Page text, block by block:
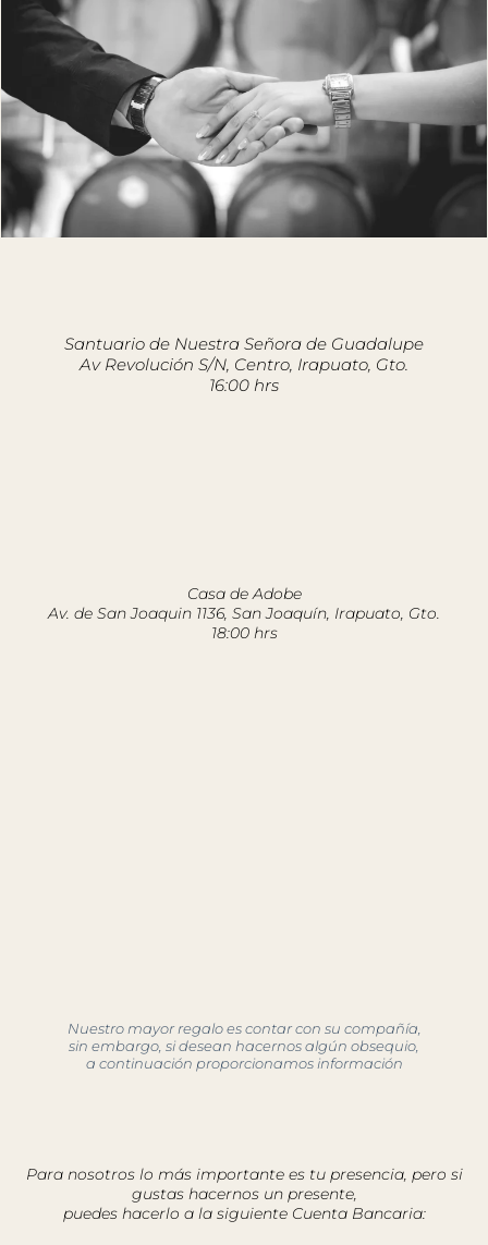
Santuario de Nuestra Señora de Guadalupe
Av Revolución S/N, Centro, Irapuato, Gto.
16:00 hrs
Casa de Adobe
Av. de San Joaquin 1136, San Joaquín, Irapuato, Gto.
18:00 hrs
Nuestro mayor regalo es contar con su compañía,
sin embargo, si desean hacernos algún obsequio,
a continuación proporcionamos información
Para nosotros lo más importante es tu presencia, pero si
gustas hacernos un presente,
puedes hacerlo a la siguiente Cuenta Bancaria: